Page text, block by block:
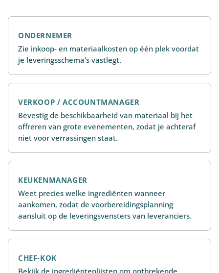
ONDERNEMER
Zie inkoop- en materiaalkosten op één plek voordat
je leveringsschema's vastlegt.
VERKOOP / ACCOUNTMANAGER
Bevestig de beschikbaarheid van materiaal bij het
offreren van grote evenementen, zodat je achteraf
niet voor verrassingen staat.
KEUKENMANAGER
Weet precies welke ingrediënten wanneer
aankomen, zodat de voorbereidingsplanning
aansluit op de leveringsvensters van leveranciers.
CHEF-KOK